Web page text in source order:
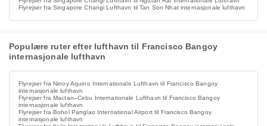
Flyrejser fra Singapore Changi Lufthavn til Tan Son Nhat internasjonale lufthavn
Populære ruter efter lufthavn til Francisco Bangoy
internasjonale lufthavn
Flyrejser fra Ninoy Aquino Internationale Lufthavn til Francisco Bangoy
internasjonale lufthavn
Flyrejser fra Mactan–Cebu Internationale Lufthavn til Francisco Bangoy
internasjonale lufthavn
Flyrejser fra Bohol Panglao International Airport til Francisco Bangoy
internasjonale lufthavn